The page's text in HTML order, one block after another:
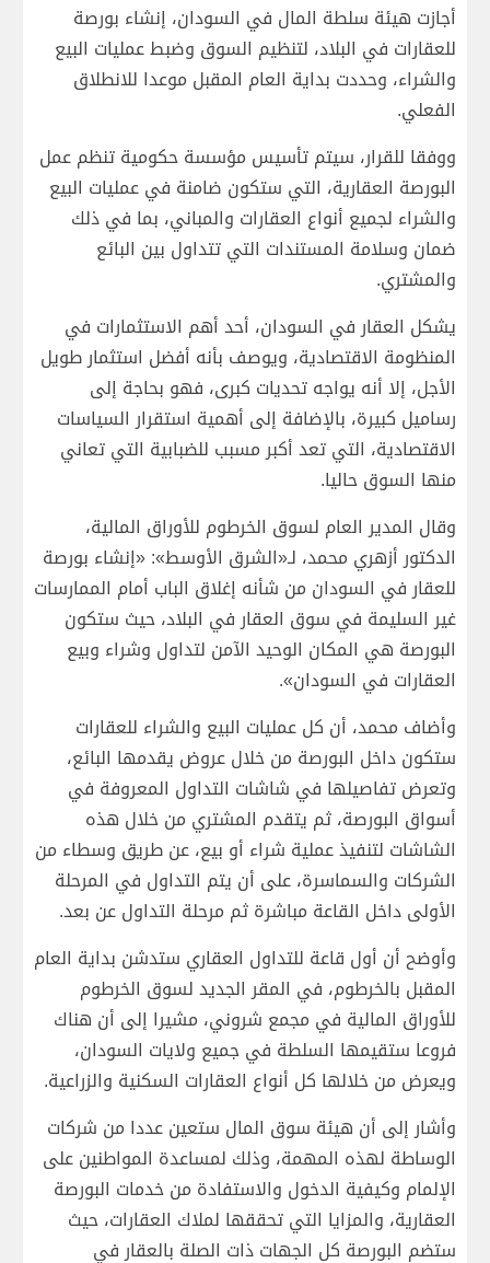
أجازت هيئة سلطة المال في السودان، إنشاء بورصة
للعقارات في البلاد، لتنظيم السوق وضبط عمليات البيع
والشراء، وحددت بداية العام المقبل موعدا للانطلاق
الفعلي.
ووفقا للقرار، سيتم تأسيس مؤسسة حكومية تنظم عمل
البورصة العقارية، التي ستكون ضامنة في عمليات البيع
والشراء لجميع أنواع العقارات والمباني، بما في ذلك
ضمان وسلامة المستندات التي تتداول بين البائع
والمشتري.
يشكل العقار في السودان، أحد أهم الاستثمارات في
المنظومة الاقتصادية، ويوصف بأنه أفضل استثمار طويل
الأجل، إلا أنه يواجه تحديات كبرى، فهو بحاجة إلى
رساميل كبيرة، بالإضافة إلى أهمية استقرار السياسات
الاقتصادية، التي تعد أكبر مسبب للضبابية التي تعاني
منها السوق حاليا.
وقال المدير العام لسوق الخرطوم للأوراق المالية،
الدكتور أزهري محمد، لـ«الشرق الأوسط»: «إنشاء بورصة
للعقار في السودان من شأنه إغلاق الباب أمام الممارسات
غير السليمة في سوق العقار في البلاد، حيث ستكون
البورصة هي المكان الوحيد الآمن لتداول وشراء وبيع
العقارات في السودان».
وأضاف محمد، أن كل عمليات البيع والشراء للعقارات
ستكون داخل البورصة من خلال عروض يقدمها البائع،
وتعرض تفاصيلها في شاشات التداول المعروفة في
أسواق البورصة، ثم يتقدم المشتري من خلال هذه
الشاشات لتنفيذ عملية شراء أو بيع، عن طريق وسطاء من
الشركات والسماسرة، على أن يتم التداول في المرحلة
الأولى داخل القاعة مباشرة ثم مرحلة التداول عن بعد.
وأوضح أن أول قاعة للتداول العقاري ستدشن بداية العام
المقبل بالخرطوم، في المقر الجديد لسوق الخرطوم
للأوراق المالية في مجمع شروني، مشيرا إلى أن هناك
فروعا ستقيمها السلطة في جميع ولايات السودان،
ويعرض من خلالها كل أنواع العقارات السكنية والزراعية.
وأشار إلى أن هيئة سوق المال ستعين عددا من شركات
الوساطة لهذه المهمة، وذلك لمساعدة المواطنين على
الإلمام وكيفية الدخول والاستفادة من خدمات البورصة
العقارية، والمزايا التي تحققها لملاك العقارات، حيث
ستضم البورصة كل الجهات ذات الصلة بالعقار في